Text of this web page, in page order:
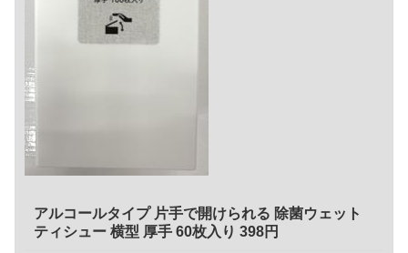
アルコールタイプ 片手で開けられる 除菌ウェット
ティシュー 横型 厚手 60枚入り 398円